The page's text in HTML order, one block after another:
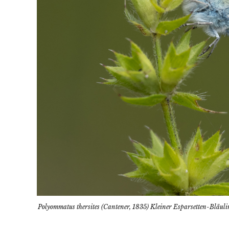
Polyommatus thersites (Cantener, 1835) Kleiner Esparsetten-